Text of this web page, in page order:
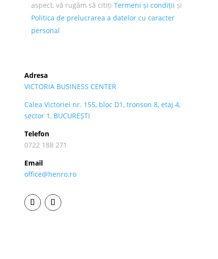
aspect, vă rugăm să citiți Termeni și condiții și
Politica de prelucrarea a datelor cu caracter
personal
Adresa
VICTORIA BUSINESS CENTER
Calea Victoriei nr. 155, bloc D1, tronson 8, etaj 4,
sector 1, BUCUREȘTI
Telefon
0722 188 271
Email
office@henro.ro